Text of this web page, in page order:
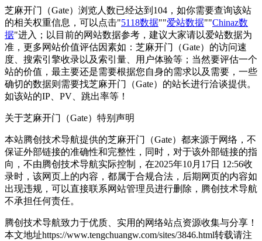
芝麻开门（Gate）浏览人数已经达到104，如你需要查询该站
的相关权重信息，可以点击"5118数据""爱站数据""Chinaz数
据"进入；以目前的网站数据参考，建议大家请以爱站数据为
准，更多网站价值评估因素如：芝麻开门（Gate）的访问速
度、搜索引擎收录以及索引量、用户体验等；当然要评估一个
站的价值，最主要还是需要根据您自身的需求以及需要，一些
确切的数据则需要找芝麻开门（Gate）的站长进行洽谈提供。
如该站的IP、PV、跳出率等！
关于芝麻开门（Gate） 特别声明
本站腾创技术导航提供的芝麻开门（Gate）都来源于网络，不
保证外部链接的准确性和完整性，同时，对于该外部链接的指
向，不由腾创技术导航实际控制，在2025年10月17日 12:56收
录时，该网页上的内容，都属于合规合法，后期网页的内容如
出现违规，可以直接联系网站管理员进行删除，腾创技术导航
不承担任何责任。
腾创技术导航致力于优质、实用的网络站点资源收集与分享！
本文地址https://www.tengchuangw.com/sites/3846.html转载请注